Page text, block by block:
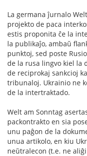
La germana ĵurnalo
projekto de paca
estis proponita ĉe la
la publikaĵo, ambaŭ
punktoj, sed poste
de la rusa lingvo kiel la
de reciprokaj sankcioj
tribunaloj. Ukrainio ne
de la intertraktado.
Welt am Sonntag
packontrakto en sia
unu paĝon de la
unua artikolo, en kiu
neŭtralecon (t.e. ne